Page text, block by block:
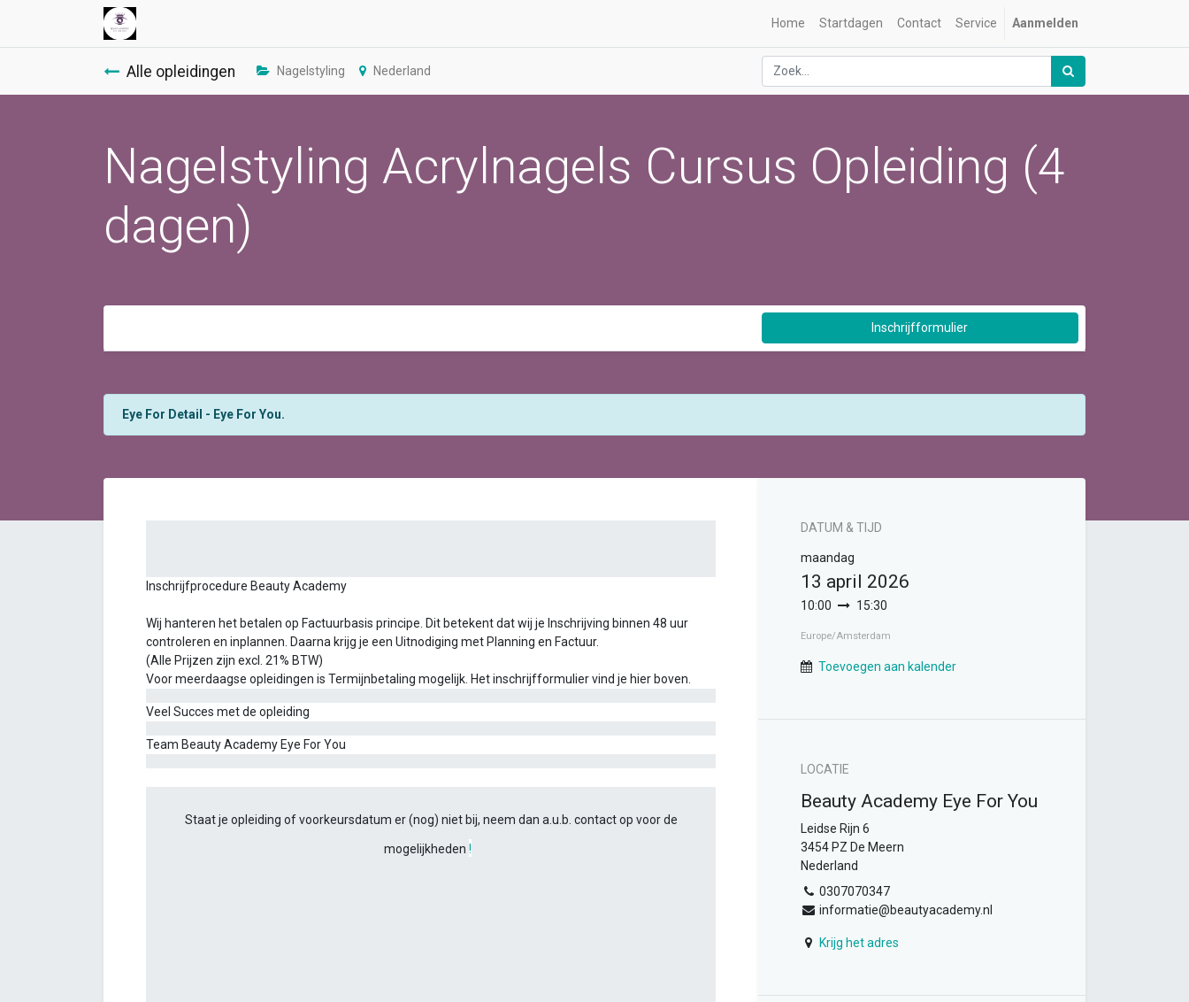
Home Startdagen Contact Service Aanmelden
Alle opleidingen Nagelstyling Nederland
Nagelstyling Acrylnagels Cursus Opleiding (4
dagen)
Inschrijfformulier
Eye For Detail - Eye For You.
Inschrijfprocedure Beauty Academy
Wij hanteren het betalen op Factuurbasis principe. Dit betekent dat wij je Inschrijving binnen 48 uur
controleren en inplannen. Daarna krijg je een Uitnodiging met Planning en Factuur.
(Alle Prijzen zijn excl. 21% BTW)
Voor meerdaagse opleidingen is Termijnbetaling mogelijk. Het inschrijfformulier vind je hier boven.
Veel Succes met de opleiding
Team Beauty Academy Eye For You
Staat je opleiding of voorkeursdatum er (nog) niet bij, neem dan a.u.b. contact op voor de
mogelijkheden !
DATUM & TIJD
maandag
13 april 2026
10:00 15:30
Europe/Amsterdam
Toevoegen aan kalender
LOCATIE
Beauty Academy Eye For You
Leidse Rijn 6
3454 PZ De Meern
Nederland
0307070347
informatie@beautyacademy.nl
Krijg het adres